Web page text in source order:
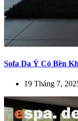
Sofa Da Ý Có Bền
19 Tháng 7,